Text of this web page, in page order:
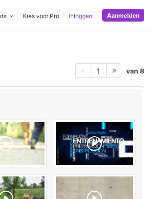
Kies voor Pro Inloggen Aanmelden
1 van 8